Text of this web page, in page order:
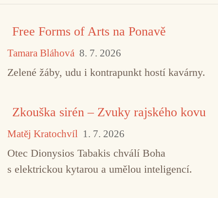
Free Forms of Arts na Ponavě
Tamara Bláhová 8. 7. 2026
Zelené žáby, udu i kontrapunkt hostí kavárny.
Zkouška sirén – Zvuky rajského kovu
Matěj Kratochvíl 1. 7. 2026
Otec Dionysios Tabakis chválí Boha
s elektrickou kytarou a umělou inteligencí.